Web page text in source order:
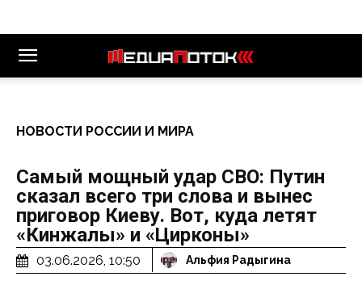
НОВОСТИ РОССИИ И МИРА
Самый мощный удар СВО: Путин
сказал всего три слова и вынес
приговор Киеву. Вот, куда летят
«Кинжалы» и «Цирконы»
03.06.2026, 10:50 Альфия Радыгина